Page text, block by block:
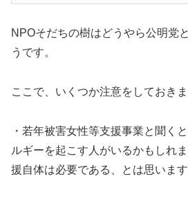
NPOそだちの樹はどうやら公明党
うです。
ここで、いくつか注意をしておきま
・若年被害女性等支援事業と聞く
ルギーを起こす人がいるかもしれ
援自体は必要である、とは思います